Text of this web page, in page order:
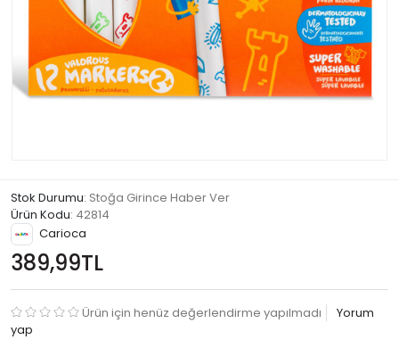
Stok Durumu: Stoğa Girince Haber Ver
Ürün Kodu: 42814
Carioca
389,99TL
Ürün için henüz değerlendirme yapılmadı
Yorum
yap